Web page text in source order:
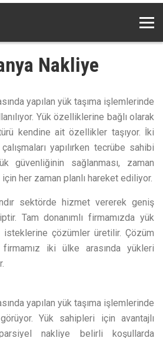
Nakliye
yapılan yük taşıma işlemlerinde
Yük özelliklerine bağlı olarak
kendine ait özellikler taşıyor. İki
yapılırken tecrübe sahibi
güvenliğinin sağlanması, zaman
için her zaman planlı hareket ediliyor.
sektörde hizmet vererek geniş
Tam donanımlı firmamızda yük
çözümler üretilir. Çözüm
iki ülke arasında yükleri
yapılan yük taşıma işlemlerinde
Yük sahipleri için avantajlı
nakliye belirli koşullarda